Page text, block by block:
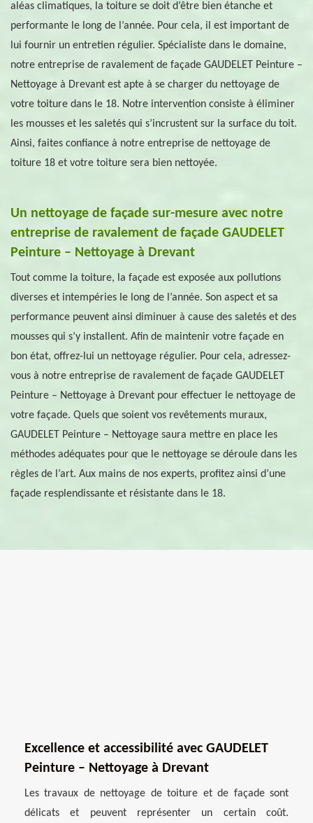
aléas climatiques, la toiture se doit d’être bien étanche et
performante le long de l’année. Pour cela, il est important de
lui fournir un entretien régulier. Spécialiste dans le domaine,
notre entreprise de ravalement de façade GAUDELET Peinture –
Nettoyage à Drevant est apte à se charger du nettoyage de
votre toiture dans le 18. Notre intervention consiste à éliminer
les mousses et les saletés qui s’incrustent sur la surface du toit.
Ainsi, faites confiance à notre entreprise de nettoyage de
toiture 18 et votre toiture sera bien nettoyée.
Un nettoyage de façade sur-mesure avec notre
entreprise de ravalement de façade GAUDELET
Peinture – Nettoyage à Drevant
Tout comme la toiture, la façade est exposée aux pollutions
diverses et intempéries le long de l’année. Son aspect et sa
performance peuvent ainsi diminuer à cause des saletés et des
mousses qui s’y installent. Afin de maintenir votre façade en
bon état, offrez-lui un nettoyage régulier. Pour cela, adressez-
vous à notre entreprise de ravalement de façade GAUDELET
Peinture – Nettoyage à Drevant pour effectuer le nettoyage de
votre façade. Quels que soient vos revêtements muraux,
GAUDELET Peinture – Nettoyage saura mettre en place les
méthodes adéquates pour que le nettoyage se déroule dans les
règles de l’art. Aux mains de nos experts, profitez ainsi d’une
façade resplendissante et résistante dans le 18.
Excellence et accessibilité avec GAUDELET
Peinture – Nettoyage à Drevant
Les travaux de nettoyage de toiture et de façade sont
délicats et peuvent représenter un certain coût.